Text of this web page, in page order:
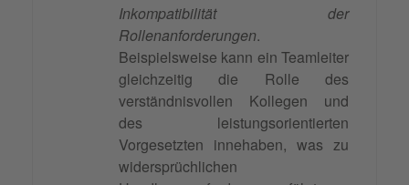
Inkompatibilität der
Rollenanforderungen.
Beispielsweise kann ein Teamleiter
gleichzeitig die Rolle des
verständnisvollen Kollegen und
des leistungsorientierten
Vorgesetzten innehaben, was zu
widersprüchlichen